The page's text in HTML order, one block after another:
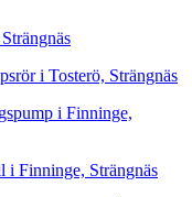
i Tosterö, Strängnäs
i Finninge,
i Finninge, Strängnäs